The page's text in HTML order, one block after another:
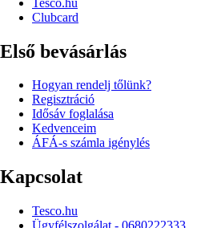
Clubcard
Első bevásárlás
Hogyan rendelj tőlünk?
Regisztráció
Idősáv foglalása
Kedvenceim
ÁFÁ-s számla igénylés
Kapcsolat
Tesco.hu